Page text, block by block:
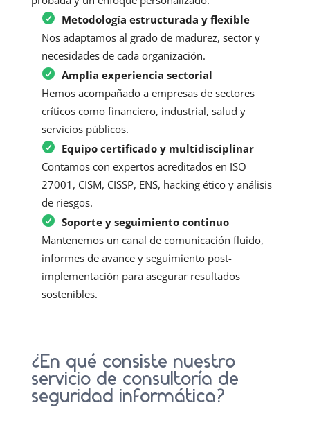
Metodología estructurada y flexible
Nos adaptamos al grado de madurez, sector y
necesidades de cada organización.
Amplia experiencia sectorial
Hemos acompañado a empresas de sectores
críticos como financiero, industrial, salud y
servicios públicos.
Equipo certificado y multidisciplinar
Contamos con expertos acreditados en ISO
27001, CISM, CISSP, ENS, hacking ético y análisis
de riesgos.
Soporte y seguimiento continuo
Mantenemos un canal de comunicación fluido,
informes de avance y seguimiento post-
implementación para asegurar resultados
sostenibles.
¿En qué consiste nuestro
servicio de consultoría de
seguridad informática?